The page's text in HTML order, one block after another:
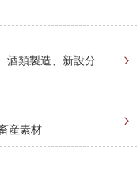
酒類製造、新設分
産素材